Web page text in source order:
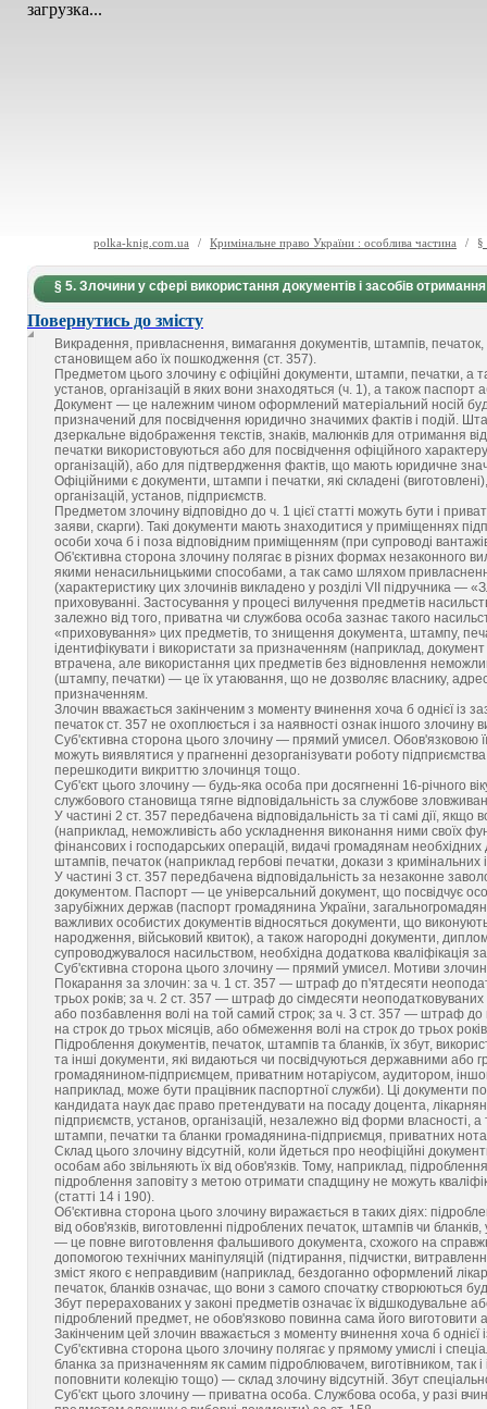
загрузка...
polka-knig.com.ua / Кримінальне право України : особлива частина / §
§ 5. Злочини у сфері використання документів і засобів отримання
Повернутись до змісту
Викрадення, привласнення, вимагання документів, штампів,
становищем або їх пошкодження (ст. 357).
Предметом цього злочину є офіційні документи, штампи, печатки, а
установ, організацій в яких вони знаходяться (ч. 1), а також
Документ — це належним чином оформлений матеріальний носій
призначений для посвідчення юридично значимих фактів і подій.
дзеркальне відображення текстів, знаків, малюнків для отримання
печатки використовуються або для посвідчення офіційного
організацій), або для підтвердження фактів, що мають юридичне
Офіційними є документи, штампи і печатки, які складені
організацій, установ, підприємств.
Предметом злочину відповідно до ч. 1 цієї статті можуть бути і
заяви, скарги). Такі документи мають знаходитися у приміщеннях
особи хоча б і поза відповідним приміщенням (при супроводі
Об'єктивна сторона злочину полягає в різних формах незаконного
якими ненасильницькими способами, а так само шляхом
(характеристику цих злочинів викладено у розділі VII підручника —
приховуванні. Застосування у процесі вилучення предметів
залежно від того, приватна чи службова особа зазнає такого
«приховування» цих предметів, то знищення документа, штампу,
ідентифікувати і використати за призначенням (наприклад,
втрачена, але використання цих предметів без відновлення
(штампу, печатки) — це їх утаювання, що не дозволяє власнику,
призначенням.
Злочин вважається закінченим з моменту вчинення хоча б однієї із
печаток ст. 357 не охоплюється і за наявності ознак іншого злочину
Суб'єктивна сторона цього злочину — прямий умисел. Обов'язковою
можуть виявлятися у прагненні дезорганізувати роботу
перешкодити викриттю злочинця тощо.
Суб'єкт цього злочину — будь-яка особа при досягненні 16-річного
службового становища тягне відповідальність за службове
У частині 2 ст. 357 передбачена відповідальність за ті самі дії,
(наприклад, неможливість або ускладнення виконання ними своїх
фінансових і господарських операцій, видачі громадянам
штампів, печаток (наприклад гербові печатки, докази з
У частині 3 ст. 357 передбачена відповідальність за незаконне
документом. Паспорт — це універсальний документ, що посвідчує
зарубіжних держав (паспорт громадянина України,
важливих особистих документів відносяться документи, що
народження, військовий квиток), а також нагородні документи,
супроводжувалося насильством, необхідна додаткова кваліфікація
Суб'єктивна сторона цього злочину — прямий умисел. Мотиви
Покарання за злочин: за ч. 1 ст. 357 — штраф до п'ятдесяти
трьох років; за ч. 2 ст. 357 — штраф до сімдесяти
або позбавлення волі на той самий строк; за ч. З ст. 357 — штраф
на строк до трьох місяців, або обмеження волі на строк до трьох
Підроблення документів, печаток, штампів та бланків, їх збут,
та інші документи, які видаються чи посвідчуються державними або
громадянином-підприємцем, приватним нотаріусом, аудитором,
наприклад, може бути працівник паспортної служби). Ці документи
кандидата наук дає право претендувати на посаду доцента,
підприємств, установ, організацій, незалежно від форми власності,
штампи, печатки та бланки громадянина-підприємця, приватних
Склад цього злочину відсутній, коли йдеться про неофіційні
особам або звільняють їх від обов'язків. Тому, наприклад,
підроблення заповіту з метою отримати спадщину не можуть
(статті 14 і 190).
Об'єктивна сторона цього злочину виражається в таких діях:
від обов'язків, виготовленні підроблених печаток, штампів чи
— це повне виготовлення фальшивого документа, схожого на
допомогою технічних маніпуляцій (підтирання, підчистки,
зміст якого є неправдивим (наприклад, бездоганно оформлений
печаток, бланків означає, що вони з самого спочатку створюються
Збут перерахованих у законі предметів означає їх
підроблений предмет, не обов'язково повинна сама його
Закінченим цей злочин вважається з моменту вчинення хоча б однієї
Суб'єктивна сторона цього злочину полягає у прямому умислі і
бланка за призначенням як самим підроблювачем, виготівником,
поповнити колекцію тощо) — склад злочину відсутній. Збут
Суб'єкт цього злочину — приватна особа. Службова особа, у разі